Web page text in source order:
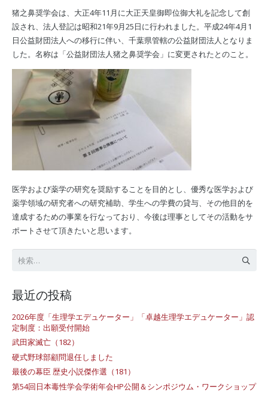
猪之鼻奨学会は、大正4年11月に大正天皇御即位御大礼を記念して創
設され、法人登記は昭和21年9月25日に行われました。平成24年4月1
日公益財団法人への移行に伴い、千葉県管轄の公益財団法人となりま
した。名称は「公益財団法人猪之鼻奨学会」に変更されたとのこと。
医学および薬学の研究を奨励することを目的とし、優秀な医学および
薬学領域の研究者への研究補助、学生への学費の貸与、その他目的を
達成するための事業を行なっており、今後は理事としてその活動をサ
ポートさせて頂きたいと思います。
最近の投稿
2026年度「生理学エデュケーター」「卓越生理学エデュケーター」認
定制度：出願受付開始
武田家滅亡（182）
硬式野球部顧問退任しました
最後の幕臣 歴史小説傑作選（181）
第54回日本毒性学会学術年会HP公開＆シンポジウム・ワークショップ